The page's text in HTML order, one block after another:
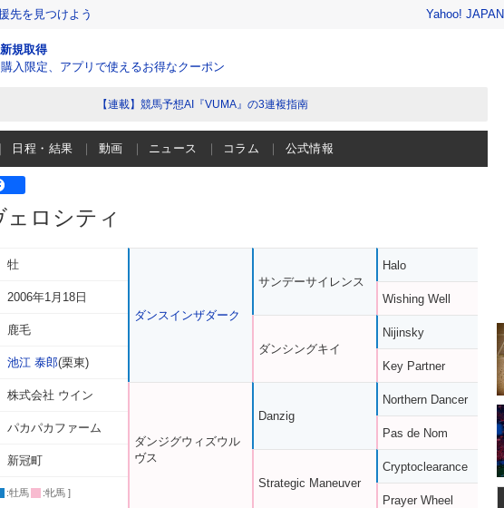
先を見つけよう Yahoo! JAPAN
新規取得
入限定、アプリで使えるお得なクーポン
【連載】競馬予想AI『VUMA』の3連複指南
日程・結果 動画 ニュース コラム 公式情報
ェロシティ
牡
2006年1月18日
鹿毛
池江 泰郎(栗東)
株式会社 ウイン
パカパカファーム
新冠町
:牡馬 :牝馬 ]
ダンスインザダーク
ダンジグウィズウル
ヴス
サンデーサイレンス
ダンシングキイ
Danzig
Strategic Maneuver
Halo
Wishing Well
Nijinsky
Key Partner
Northern Dancer
Pas de Nom
Cryptoclearance
Prayer Wheel